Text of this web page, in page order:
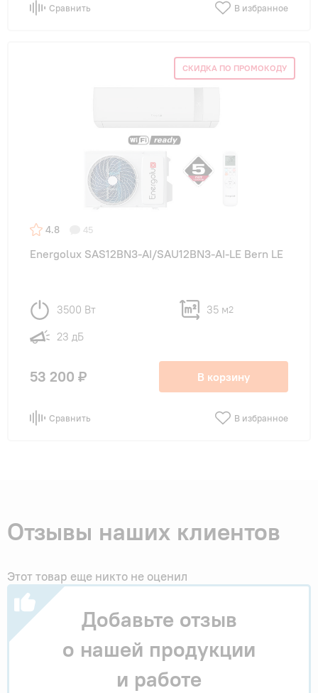
Сравнить В избранное
СКИДКА ПО ПРОМОКОДУ
4.8 45
Energolux SAS12BN3-AI/SAU12BN3-AI-LE Bern LE
3500 Вт 35 м2
23 дБ
53 200 ₽ В корзину
Сравнить В избранное
Отзывы наших клиентов
Этот товар еще никто не оценил
Добавьте отзыв
о нашей продукции
и работе